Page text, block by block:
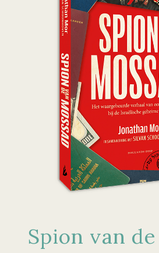
Spion van de